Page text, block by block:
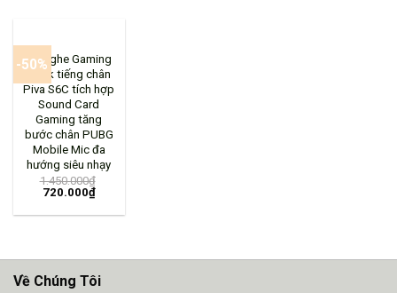
-50%
Tai nghe Gaming
Hack tiếng chân
Piva S6C tích hợp
Sound Card
Gaming tăng
bước chân PUBG
Mobile Mic đa
hướng siêu nhạy
1.450.000₫
720.000₫
Về Chúng Tôi